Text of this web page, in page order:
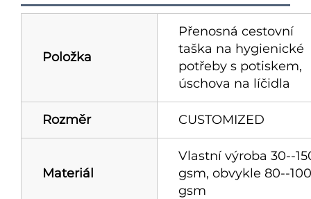
Položka
Přenosná cestovní
taška na hygienické
potřeby s potiskem,
úschova na líčidla
Rozměr CUSTOMIZED
Materiál
Vlastní výroba 30--
gsm, obvykle 80--100
gsm